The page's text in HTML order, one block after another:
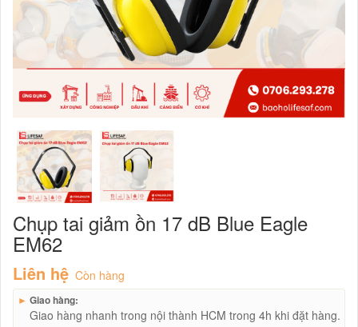
Chụp tai giảm ồn 17 dB Blue Eagle
EM62
Liên hệ Còn hàng
► Giao hàng:
Giao hàng nhanh trong nội thành HCM trong 4h khi đặt hàng.